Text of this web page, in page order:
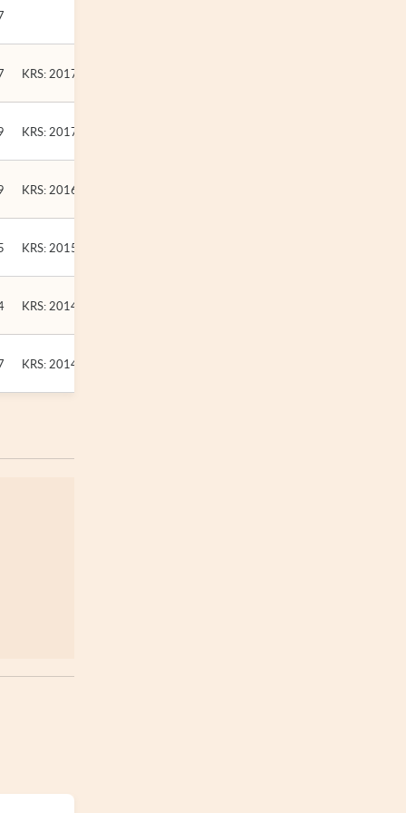
KRS: 2017-12-01
KRS: 2017-02-17
KRS: 2016-10-22
KRS: 2015-07-03
KRS: 2014-09-12
KRS: 2014-07-08